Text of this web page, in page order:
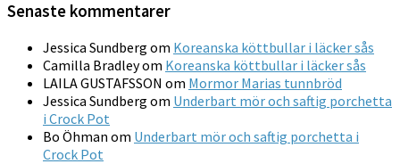
Senaste kommentarer
Jessica Sundberg om Koreanska köttbullar i läcker sås
Camilla Bradleyom Koreanska köttbullar i läcker sås
LAILA GUSTAFSSON om Mormor Marias tunnbröd
Jessica Sundberg om Underbart mör och saftig porchetta
i Crock Pot
Bo Öhman om Underbart mör och saftig porchetta i
Crock Pot